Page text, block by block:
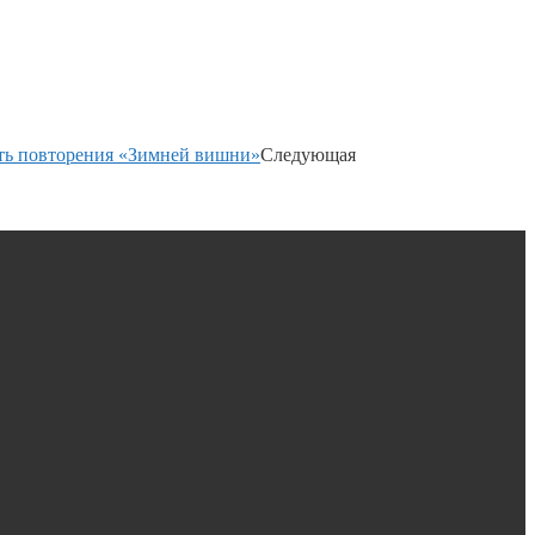
повторения «Зимней вишни»Следующая